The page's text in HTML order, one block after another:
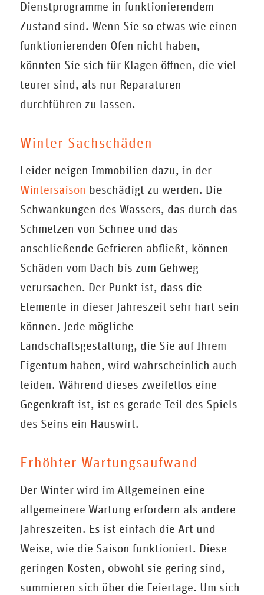
Dienstprogramme in funktionierendem
Zustand sind. Wenn Sie so etwas wie einen
funktionierenden Ofen nicht haben,
könnten Sie sich für Klagen öffnen, die viel
teurer sind, als nur Reparaturen
durchführen zu lassen.
Winter Sachschäden
Leider neigen Immobilien dazu, in der
Wintersaison beschädigt zu werden. Die
Schwankungen des Wassers, das durch das
Schmelzen von Schnee und das
anschließende Gefrieren abfließt, können
Schäden vom Dach bis zum Gehweg
verursachen. Der Punkt ist, dass die
Elemente in dieser Jahreszeit sehr hart sein
können. Jede mögliche
Landschaftsgestaltung, die Sie auf Ihrem
Eigentum haben, wird wahrscheinlich auch
leiden. Während dieses zweifellos eine
Gegenkraft ist, ist es gerade Teil des Spiels
des Seins ein Hauswirt.
Erhöhter Wartungsaufwand
Der Winter wird im Allgemeinen eine
allgemeinere Wartung erfordern als andere
Jahreszeiten. Es ist einfach die Art und
Weise, wie die Saison funktioniert. Diese
geringen Kosten, obwohl sie gering sind,
summieren sich über die Feiertage. Um sich